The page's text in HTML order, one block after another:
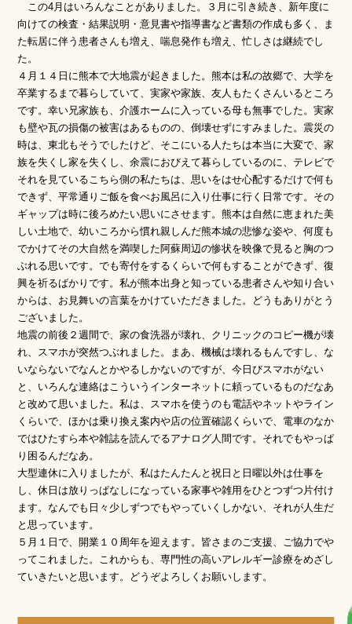
この4月はいろんなことがありました。３月に引き続き、新年度に
向けての検査・結果説明・意見書や指導書など書類の作成も多く、ま
た転居に伴う患者さんも増え、喘息発作も増え、忙しさは継続でし
た。
４月１４日に熊本で大地震が起きました。熊本は私の故郷で、大学を
卒業するまで暮らしていて、実家や家族、友人もたくさんいるところ
です。幸い兄家族も、介護ホームに入っている母も無事でした。実家
も壁や瓦の損傷の被害はあるものの、倒壊せずにすみました。震災の
時は、東北もそうでしたけど、そこにいる人たちは本当に大変で、家
族を失くし家を失くし、余震におびえて暮らしているのに、テレビで
それを見ているこちら側の私たちは、思いをはせ心配するだけで何も
できず、平常通りご飯を食べお風呂に入り仕事に行く日常です。その
ギャップは時に後ろめたい思いにさせます。熊本は自然に恵まれた美
しい土地で、幼いころから慣れ親しんだ熊本城の悲惨な姿や、何度も
でかけてその大自然を満喫した阿蘇周辺の惨状を映像で見ると胸のつ
ぶれる思いです。でも寄付をするくらいで何もすることができず、復
興を祈るばかりです。私が熊本出身と知っている患者さんや知り合い
からは、お見舞いの言葉をかけていただきました。どうもありがとう
ございました。
地震の前後２週間で、家の食洗器が壊れ、クリニックのコピー機が壊
れ、スマホが突然つぶれました。まあ、機械は壊れるもんですし、な
いならないでなんとかやるしかないのですが、今日びスマホがない
と、いろんな連絡はこういうインターネットに頼っているものだなあ
と改めて思いました。私は、スマホを使うのも電話やネットやライン
くらいで、ほかは乗り換え案内や店の位置確認くらいで、電車のなか
ではひたすら本や雑誌を読んでるアナログ人間です。それでもやっぱ
り困るんだなあ。
大型連休に入りましたが、私はたんたんと祝日と日曜以外は仕事を
し、休日は放りっぱなしになっている家事や雑用をひとつずつ片付け
ます。なんでも日々少しずつでもやっていくしかない、それが人生だ
と思っています。
５月１日で、開業１０周年を迎えます。皆さまのご支援、ご協力でや
ってこれました。これからも、専門性の高いアレルギー診療をめざし
ていきたいと思います。どうぞよろしくお願いします。